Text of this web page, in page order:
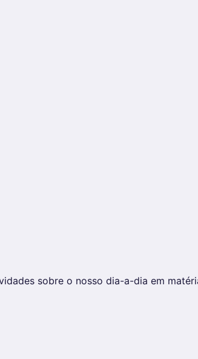
sobre o nosso dia-a-dia em